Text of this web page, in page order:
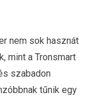
nem sok hasznát
mint a Tronsmart
szabadon
tűnik egy